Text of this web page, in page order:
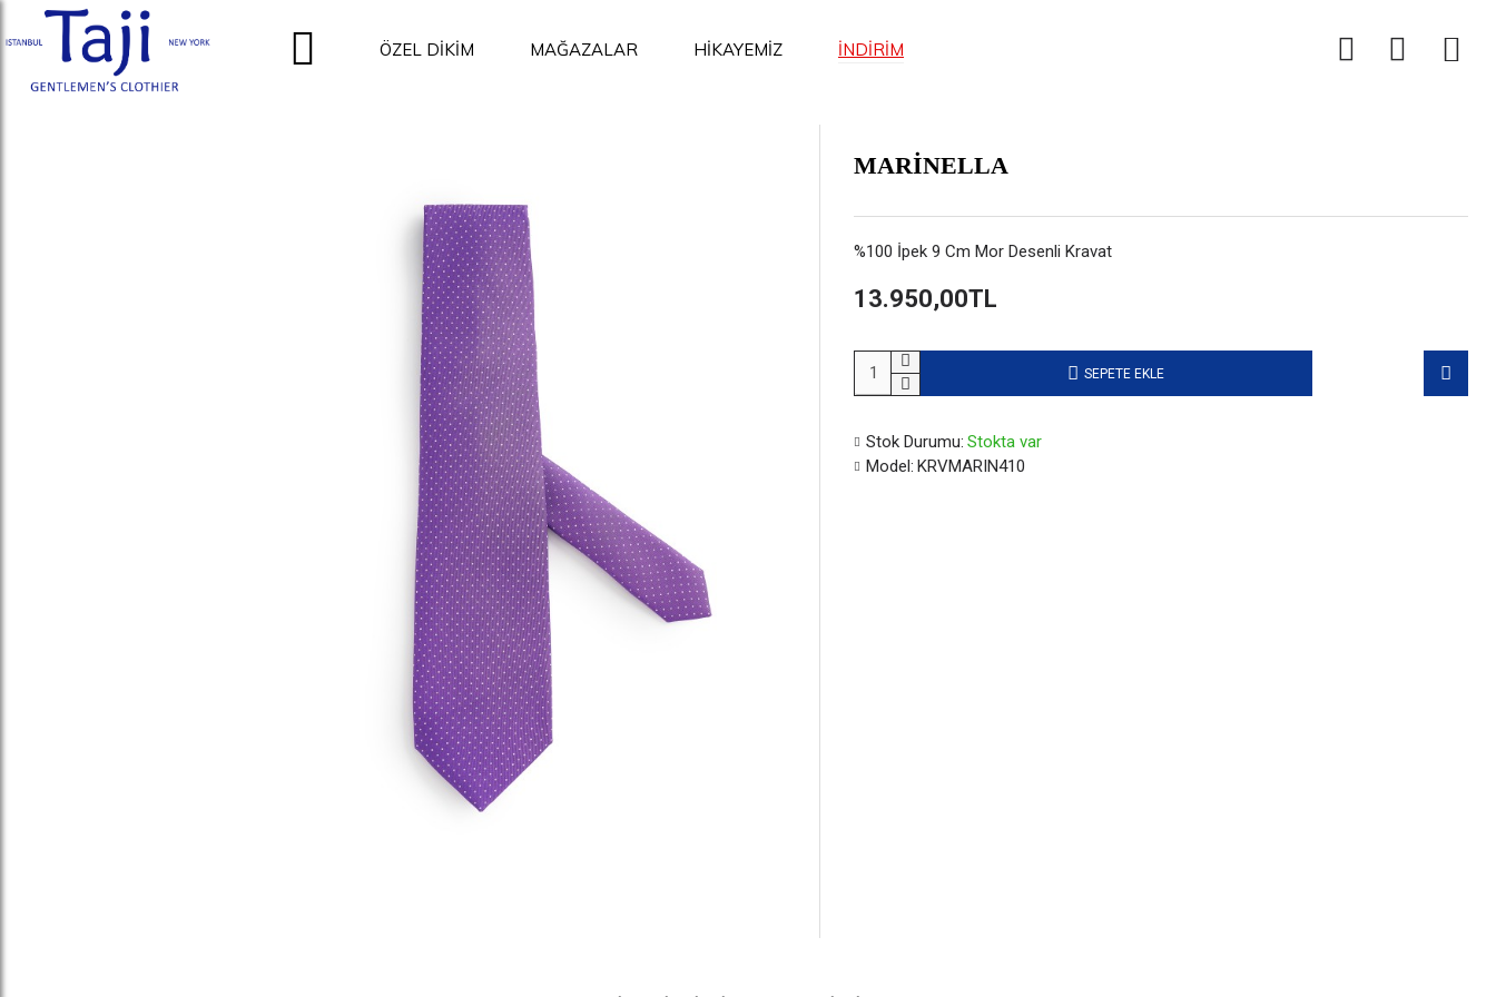
ÖZEL DİKİM MAĞAZALAR HİKAYEMİZ İNDİRİM
MARİNELLA
%100 İpek 9 Cm Mor Desenli Kravat
Stok Durumu: Stokta var
Model: KRVMARIN410
13.950,00TL
SEPETE EKLE